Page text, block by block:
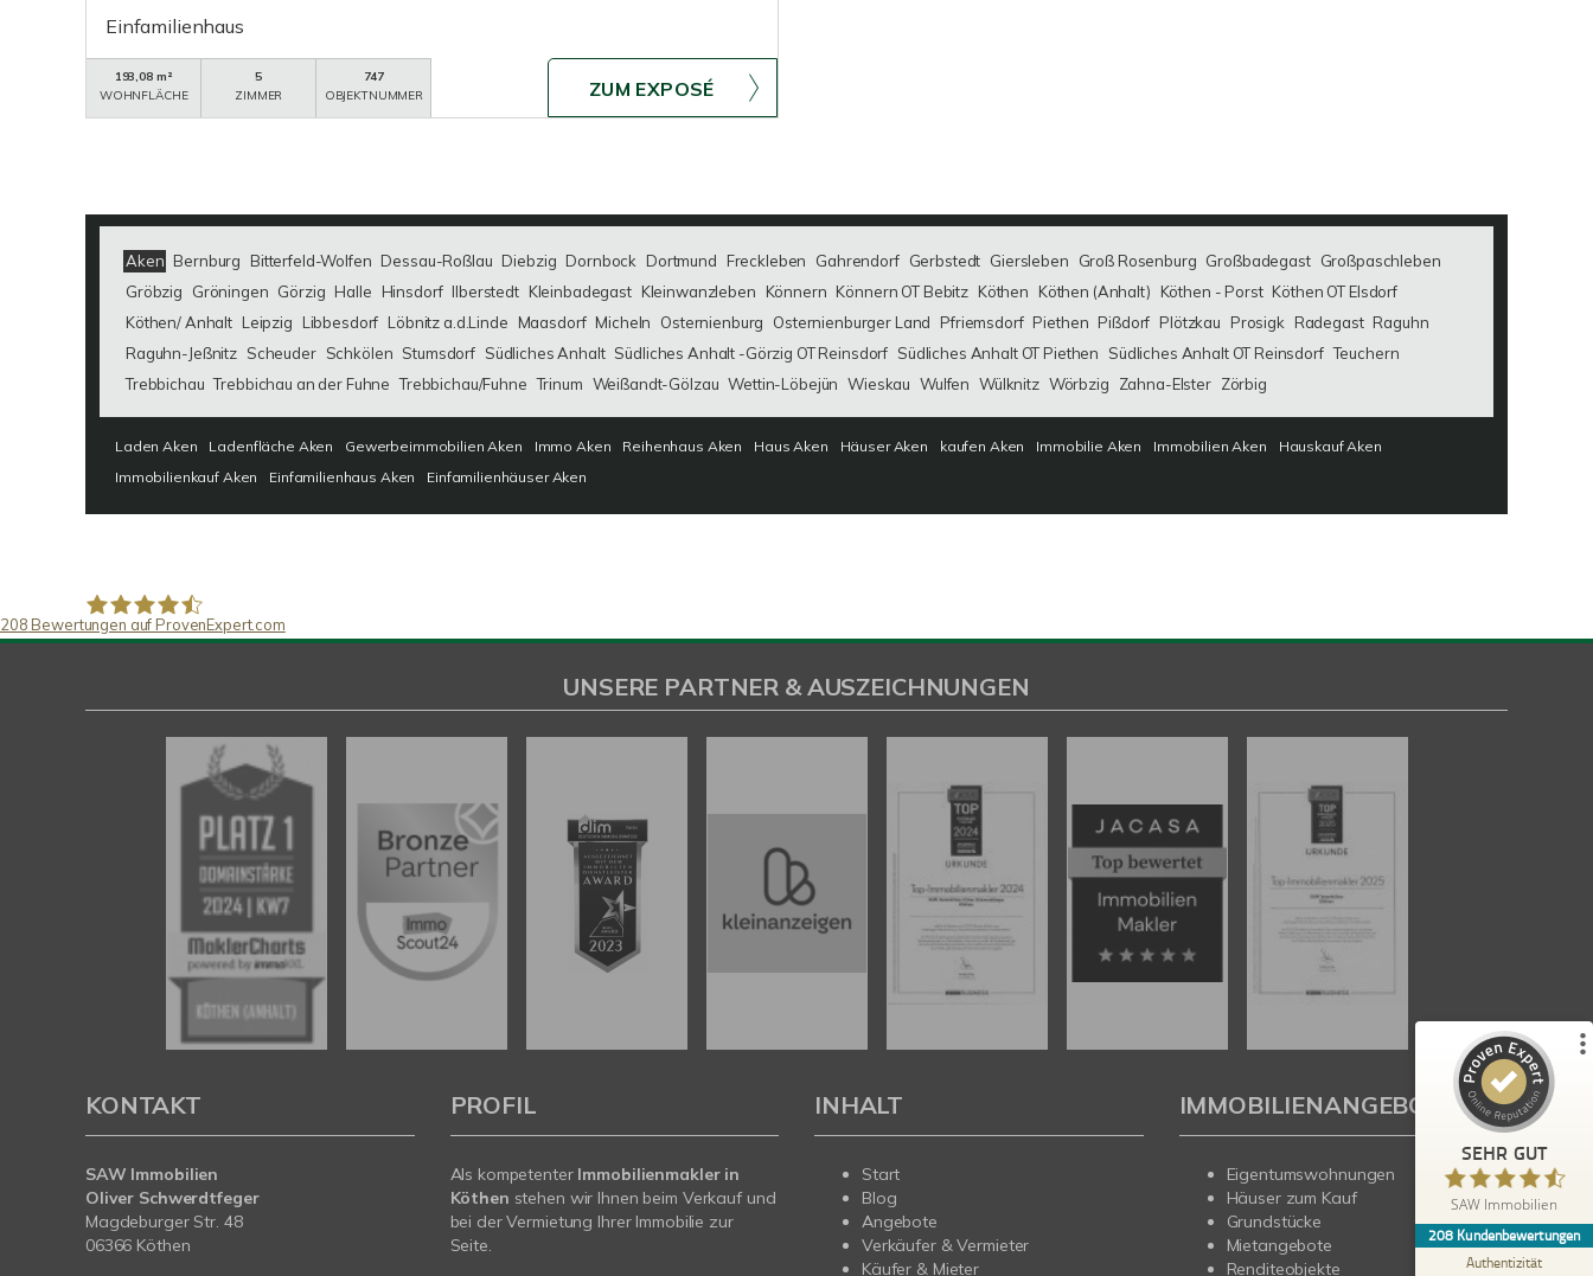
Einfamilienhaus
193,08 m²
WOHNFLÄCHE
5
ZIMMER
747
OBJEKTNUMMER
ZUM EXPOSÉ
Aken Bernburg Bitterfeld-Wolfen Dessau-Roßlau Diebzig Dornbock Dortmund Freckleben Gahrendorf Gerbstedt Giersleben Groß Rosenburg Großbadegast Großpaschleben
Gröbzig
Gröningen Görzig Halle Hinsdorf Ilberstedt Kleinbadegast Kleinwanzleben Könnern Könnern OT Bebitz Köthen Köthen (Anhalt) Köthen - Porst Köthen OT Elsdorf
Köthen/ Anhalt Leipzig Libbesdorf Löbnitz a.d.Linde Maasdorf Micheln Osternienburg Osternienburger Land Pfriemsdorf Piethen Pißdorf Plötzkau Prosigk Radegast Raguhn
Raguhn-Jeßnitz Scheuder Schkölen Stumsdorf Südliches Anhalt Südliches Anhalt -Görzig OT Reinsdorf Südliches Anhalt OT Piethen Südliches Anhalt OT Reinsdorf Teuchern
Trebbichau Trebbichau an der Fuhne Trebbichau/Fuhne Trinum Weißandt-Gölzau Wettin-Löbejün Wieskau Wulfen Wülknitz Wörbzig Zahna-Elster Zörbig
Laden Aken Ladenfläche Aken Gewerbeimmobilien Aken Immo Aken Reihenhaus Aken Haus Aken Häuser Aken kaufen Aken Immobilie Aken Immobilien Aken
Hauskauf Aken
Immobilienkauf Aken
Einfamilienhaus Aken Einfamilienhäuser Aken
208 Bewertungen auf ProvenExpert.com
UNSERE PARTNER & AUSZEICHNUNGEN
KONTAKT
SAW Immobilien
Oliver Schwerdtfeger
Magdeburger Str. 48
06366 Köthen
PROFIL
Als kompetenter Immobilienmakler in
Köthen stehen wir Ihnen beim Verkauf und
bei der Vermietung Ihrer Immobilie zur
Seite.
INHALT
Start
Blog
Angebote
Verkäufer & Vermieter
Käufer & Mieter
IMMOBILIENANGEBOTE
Eigentumswohnungen
Häuser zum Kauf
Grundstücke
Mietangebote
Renditeobjekte
SEHR GUT
SAW Immobilien
208 Kundenbewertungen
Authentizität
Kundenbewertungen und Erfahrungen zu
4,67
/
29
Bewertungen auf
ProvenExpert.com
Blick aufs ProvenExpert-Profil werfen
Heidi B.
5,00
Schneller und professioneller Kundenservice
bei SAW. Gute, fachkundige Beratung. Es hat
alles wie abgesproch...